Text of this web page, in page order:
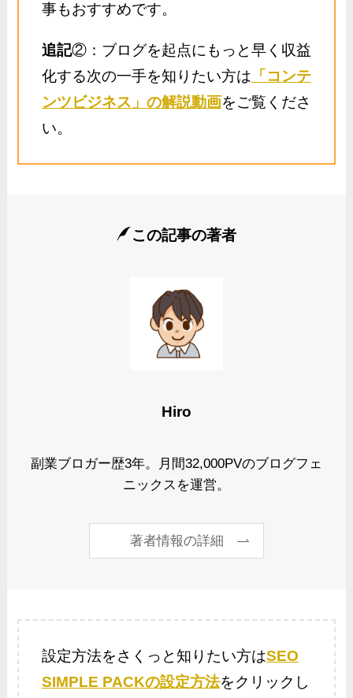
事もおすすめです。
追記②：ブログを起点にもっと早く収益
化する次の一手を知りたい方は 「コンテ
ンツビジネス」の解説動画をご覧くださ
い。
この記事の著者
Hiro
副業ブロガー歴3年。月間32,000PVのブログフェ
ニックスを運営。
著者情報の詳細
設定方法をさくっと知りたい方はSEO
SIMPLE PACKの設定方法をクリックし